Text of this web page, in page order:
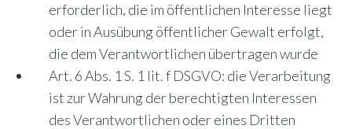
erforderlich, die im öffentlichen Interesse liegt
oder in Ausübung öffentlicher Gewalt erfolgt,
die dem Verantwortlichen übertragen wurde
Art. 6 Abs. 1 S. 1 lit. f DSGVO: die Verarbeitung
ist zur Wahrung der berechtigten Interessen
des Verantwortlichen oder eines Dritten